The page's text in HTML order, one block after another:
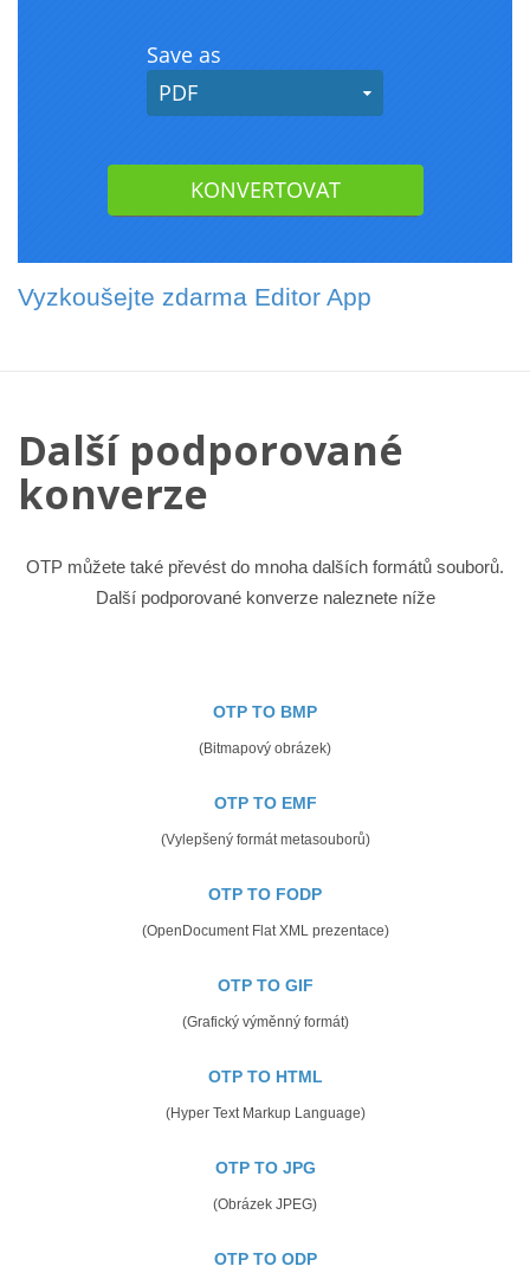
Vyzkoušejte zdarma Editor App
Další podporované
konverze
OTP můžete také převést do mnoha dalších formátů souborů.
Další podporované konverze naleznete níže
OTP TO BMP
(Bitmapový obrázek)
OTP TO EMF
(Vylepšený formát metasouborů)
OTP TO FODP
(OpenDocument Flat XML prezentace)
OTP TO GIF
(Grafický výměnný formát)
OTP TO HTML
(Hyper Text Markup Language)
OTP TO JPG
(Obrázek JPEG)
OTP TO ODP